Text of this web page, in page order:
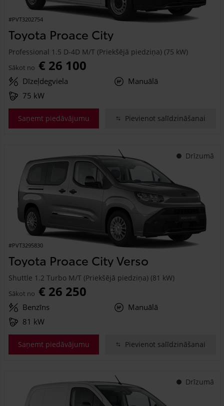
#PVT3202754
Toyota Proace City
Professional 1.5 D-4D M/T (Priekšējā piedziņa) (75 kW)
Sākot no € 26 100
Dīzeļdegviela
Manuālā
75 kW
Saņemt piedāvājumu Pievienot salīdzināšanai
Drīzumā
#PVT3295830
Toyota Proace City Verso
Shuttle 1.2 Turbo M/T (Priekšējā piedziņa) (81 kW)
Sākot no € 26 250
Benzīns
Manuālā
81 kW
Saņemt piedāvājumu Pievienot salīdzināšanai
Drīzumā